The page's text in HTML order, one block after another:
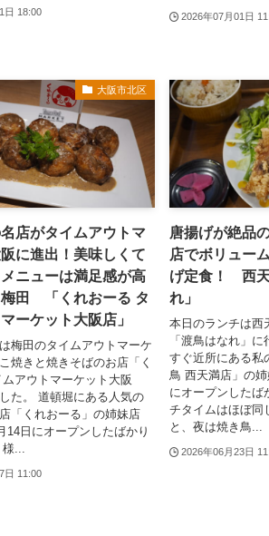
日 18:00 2026年07月01日
大阪市北区
店がタイムアウトマ
に進出！美味しくて
ニューは満足感が高
田 「くれおーる タ
ーケット大阪店」
梅田のタイムアウトマーケ
焼きと焼きそばのお店「く
アウトマーケット大阪
た。 道頓堀にある人気の
「くれおーる」の姉妹店
14日にオープンしたばかり
様...
日 11:00
唐揚げが絶品
店でボリュー
げ定食！ 西
れ」
本日のランチは西
「渡鳥はなれ」
すぐ近所にある私
鳥 西天満店」の
にオープンしたば
チタイムはほぼ同
と、夜は焼き鳥...
2026年06月23日